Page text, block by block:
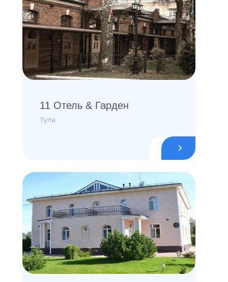
11 Отель & Гарден
Тула